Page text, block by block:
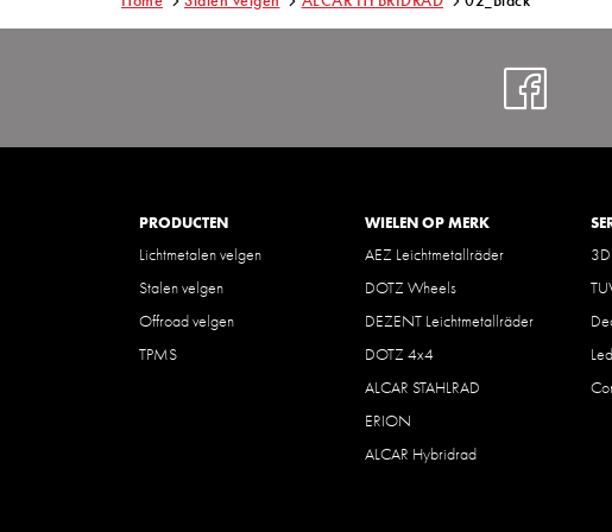
PRODUCTEN
Lichtmetalen velgen
Stalen velgen
Offroad velgen
TPMS
WIELEN OP MERK
AEZ Leichtmetallräder
DOTZ Wheels
DEZENT Leichtmetallräder
DOTZ 4x4
ALCAR STAHLRAD
ERION
ALCAR Hybridrad